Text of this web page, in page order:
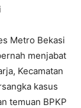
Metro Bekasi
menjabat
Kecamatan
kasus
temuan BPKP